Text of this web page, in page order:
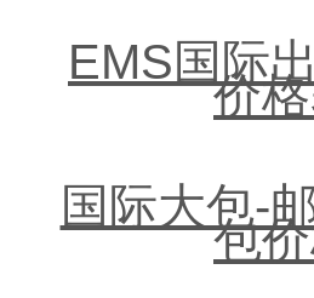
EMS国际
价
国际大包-
包